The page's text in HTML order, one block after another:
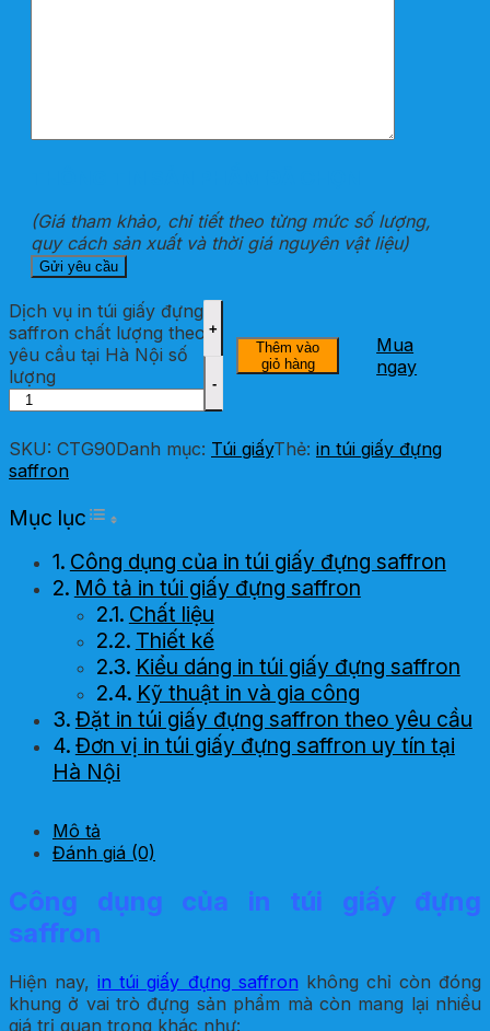
(Giá tham khảo, chi tiết theo từng mức số lượng,
quy cách sản xuất và thời giá nguyên vật liệu)
Dịch vụ in túi giấy đựng
saffron chất lượng theo
yêu cầu tại Hà Nội số
lượng
Thêm vào
giỏ hàng
Mua
ngay
SKU: CTG90Danh mục: Túi giấyThẻ: in túi giấy đựng
saffron
Mục lục Toggle Table of Content
Công dụng của in túi giấy đựng saffron
Mô tả in túi giấy đựng saffron
Chất liệu
Thiết kế
Kiểu dáng in túi giấy đựng saffron
Kỹ thuật in và gia công
Đặt in túi giấy đựng saffron theo yêu cầu
Đơn vị in túi giấy đựng saffron uy tín tại
Hà Nội
Mô tả
Đánh giá (0)
Công dụng của in túi giấy đựng
saffron
Hiện nay,in túi giấy đựng saffron không chỉ còn đóng
khung ở vai trò đựng sản phẩm mà còn mang lại nhiều
giá trị quan trọng khác như: